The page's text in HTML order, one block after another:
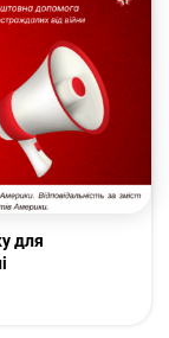
для